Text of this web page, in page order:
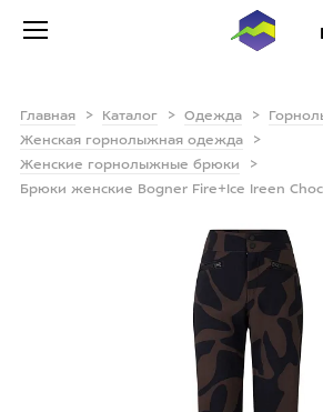
Главная Каталог Одежда
Женская горнолыжная одежда
Женские горнолыжные брюки
Брюки женские Bogner Fire+Ice Ireen